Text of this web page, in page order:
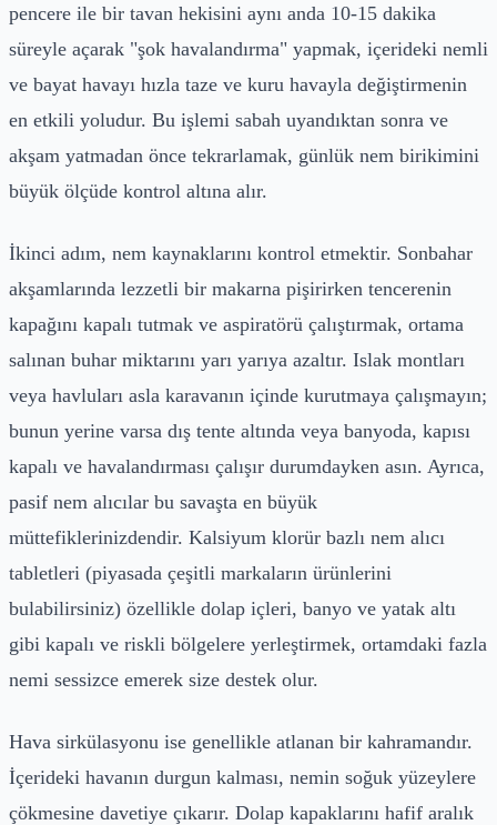
pencere ile bir tavan hekisini aynı anda 10-15 dakika
süreyle açarak "şok havalandırma" yapmak, içerideki nemli
ve bayat havayı hızla taze ve kuru havayla değiştirmenin
en etkili yoludur. Bu işlemi sabah uyandıktan sonra ve
akşam yatmadan önce tekrarlamak, günlük nem birikimini
büyük ölçüde kontrol altına alır.
İkinci adım, nem kaynaklarını kontrol etmektir. Sonbahar
akşamlarında lezzetli bir makarna pişirirken tencerenin
kapağını kapalı tutmak ve aspiratörü çalıştırmak, ortama
salınan buhar miktarını yarı yarıya azaltır. Islak montları
veya havluları asla karavanın içinde kurutmaya çalışmayın;
bunun yerine varsa dış tente altında veya banyoda, kapısı
kapalı ve havalandırması çalışır durumdayken asın. Ayrıca,
pasif nem alıcılar bu savaşta en büyük
müttefiklerinizdendir. Kalsiyum klorür bazlı nem alıcı
tabletleri (piyasada çeşitli markaların ürünlerini
bulabilirsiniz) özellikle dolap içleri, banyo ve yatak altı
gibi kapalı ve riskli bölgelere yerleştirmek, ortamdaki fazla
nemi sessizce emerek size destek olur.
Hava sirkülasyonu ise genellikle atlanan bir kahramandır.
İçerideki havanın durgun kalması, nemin soğuk yüzeylere
çökmesine davetiye çıkarır. Dolap kapaklarını hafif aralık